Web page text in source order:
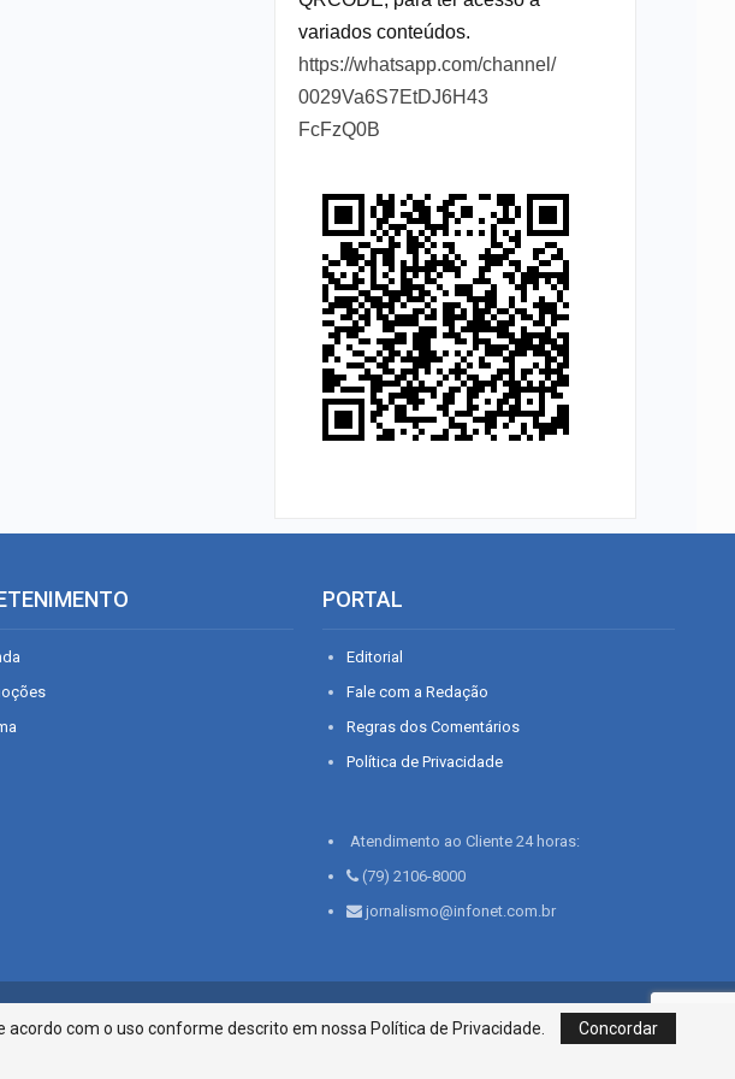
variados conteúdos.
https://whatsapp.com/channel/
0029Va6S7EtDJ6H43
FcFzQ0B
PORTAL
Editorial
Fale com a Redação
Regras dos Comentários
Política de Privacidade
Atendimento ao Cliente 24 horas:
(79) 2106-8000
jornalismo@infonet.com.br
- Rua Monsenhor Silveira 276, Bairro São José | Aracaju-SE, CEP 49015-030, Fone: 79.2106.8000 - CI
Centro de Informações LTDA
com o uso conforme descrito em nossa Política de Privacidade.
Concordar